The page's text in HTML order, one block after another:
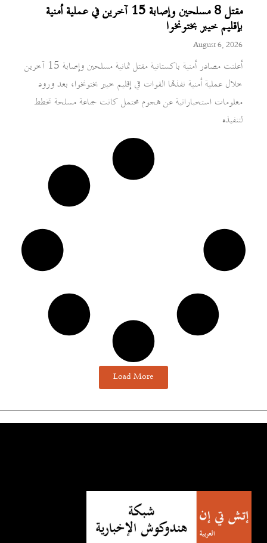
مقتل 8 مسلحين وإصابة 15 آخرين في عملية أمنية
بإقليم خيبر بختونخوا
August 6, 2026
أعلنت مصادر أمنية باكستانية مقتل ثمانية مسلحين وإصابة 15 آخرين
خلال عملية أمنية نفذتها القوات في إقليم خيبر بختونخوا، بعد ورود
معلومات استخباراتية عن هجوم محتمل كانت جماعة مسلحة تخطط
لتنفيذه
Load More